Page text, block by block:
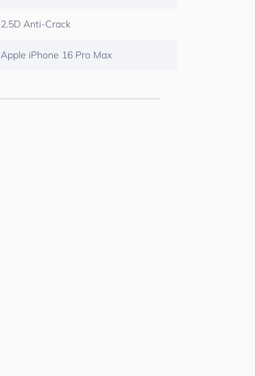
2.5D Anti-Crack
Apple iPhone 16 Pro Max